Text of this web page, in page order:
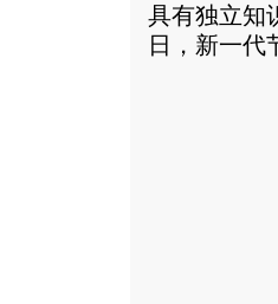
具有独立知
日，新一代